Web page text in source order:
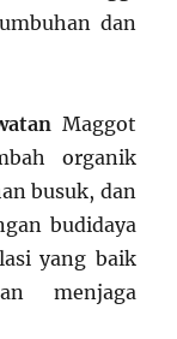
dan
Maggot
organik
busuk, dan
budidaya
yang baik
menjaga